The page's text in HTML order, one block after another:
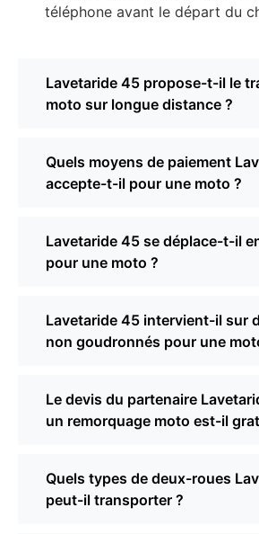
téléphone avant le départ du
Lavetaride 45 propose-t-il le
moto sur longue distance ?
Quels moyens de paiement
accepte-t-il pour une moto ?
Lavetaride 45 se déplace-t-il
pour une moto ?
Lavetaride 45 intervient-il sur
non goudronnés pour une
Le devis du partenaire
un remorquage moto est-il
Quels types de deux-roues
peut-il transporter ?